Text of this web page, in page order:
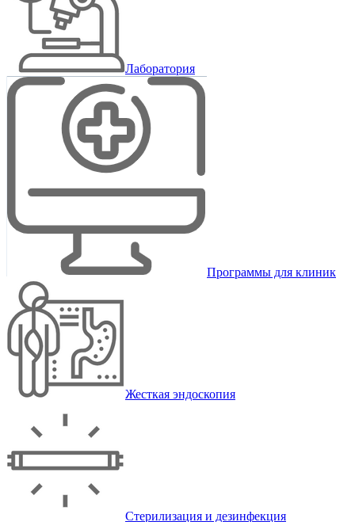
Лаборатория
Программы для клиник
Жесткая эндоскопия
Стерилизация и дезинфекция